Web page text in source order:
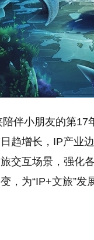
伴小朋友的第
趋增长，IP产业
交互场景，强化
，为“IP+文旅”发